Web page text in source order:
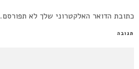
כתובת הדואר האלקטרוני שלך לא תפורסם.
תגובה